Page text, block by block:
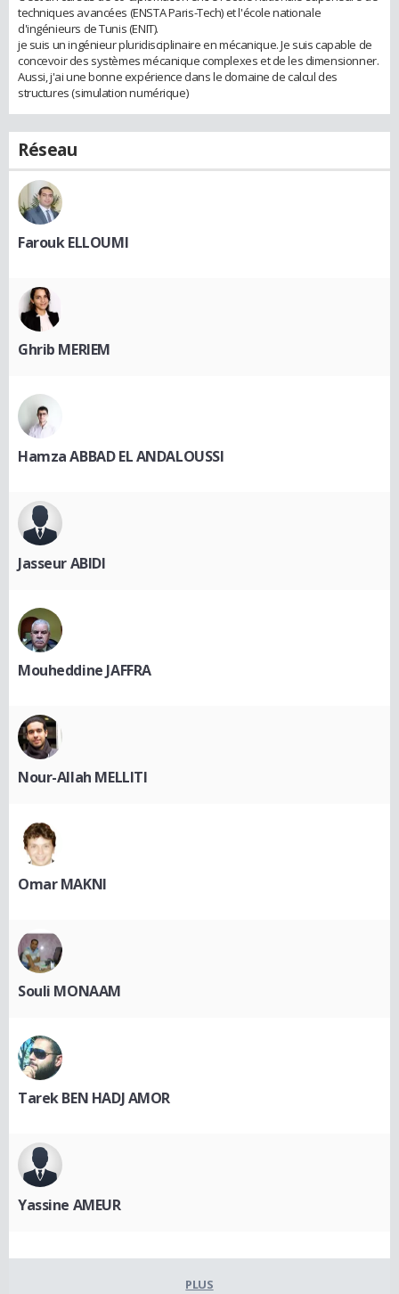
techniques avancées (ENSTA Paris-Tech) et l'école nationale
d'ingénieurs de Tunis (ENIT).
je suis un ingénieur pluridisciplinaire en mécanique. Je suis capable de
concevoir des systèmes mécanique complexes et de les dimensionner.
Aussi, j'ai une bonne expérience dans le domaine de calcul des
structures (simulation numérique)
Réseau
Farouk ELLOUMI
Ghrib MERIEM
Hamza ABBAD EL ANDALOUSSI
Jasseur ABIDI
Mouheddine JAFFRA
Nour-Allah MELLITI
Omar MAKNI
Souli MONAAM
Tarek BEN HADJ AMOR
Yassine AMEUR
PLUS